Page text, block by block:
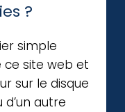
?
simple
ce site web et
sur le disque
autre